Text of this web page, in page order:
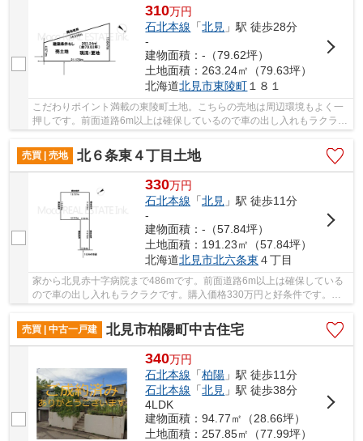
310万円
石北本線 「北見 」駅 徒歩28分
-
建物面積：-（79.62坪）
土地面積：263.24㎡（79.63坪）
北海道北見市東陵町 １８１
こだわりポイント満載の東陵町土地。こちらの売地は周辺環境もよく一
押しです。前面道路6m以上は確保しているので車の出し入れもラクラク
売買 | 売地
北６条東４丁目土地
330万円
石北本線 「北見 」駅 徒歩11分
-
建物面積：-（57.84坪）
土地面積：191.23㎡（57.84坪）
北海道北見市北六条東 ４丁目
家から北見赤十字病院まで486mです。前面道路6m以上は確保している
ので車の出し入れもラクラクです。購入価格330万円と好条件です。ぜ
売買 | 中古一戸建
北見市柏陽町中古住宅
340万円
石北本線 「柏陽 」駅 徒歩11分
石北本線 「北見 」駅 徒歩38分
4LDK
建物面積：94.77㎡（28.66坪）
土地面積：257.85㎡（77.99坪）